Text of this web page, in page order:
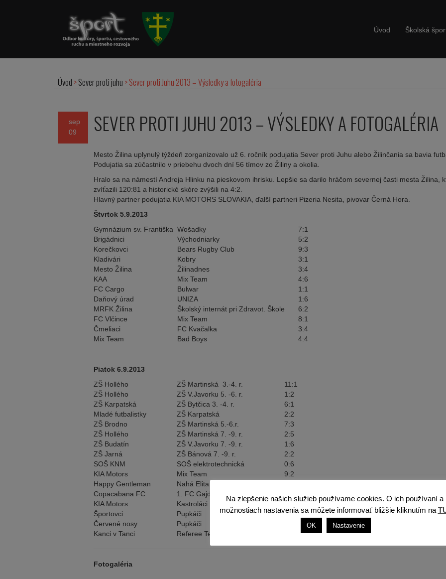
Úvod Školská
Úvod >Sever proti juhu >Sever proti Juhu 2013 – Výsledky a fotogaléria
sep
09
SEVER PROTI JUHU 2013 – VÝSLEDKY A FOTOGALÉRIA
Mesto Žilina uplynulý týždeň zorganizovalo už 6. ročník podujatia Sever proti Juhu alebo Žilinčania sa bavia
Podujatia sa zúčastnilo v priebehu dvoch dní 56 tímov zo Žiliny a okolia.
Hralo sa na námestí Andreja Hlinku na pieskovom ihrisku. Lepšie sa darilo hráčom severnej časti mesta Žilina,
zvíťazili 120:81 a historické skóre zvýšili na 4:2.
Hlavný partner podujatia KIA MOTORS SLOVAKIA, ďalší partneri Pizeria Nesita, pivovar Černá Hora.
Štvrtok 5.9.2013
Gymnázium sv. Františka Wošadky
7:1
Brigádnici
Východniarky
5:2
Korečkovci
Bears Rugby Club
9:3
Kladivári
Kobry
3:1
Mesto Žilina
Žilinadnes
3:4
KAA
Mix Team
4:6
FC Cargo
Bulwar
1:1
Daňový úrad
UNIZA
1:6
MRFK Žilina
Školský internát pri Zdravot. Škole
6:2
FC Vlčince
Mix Team
8:1
Čmeliaci
FC Kvačalka
3:4
Mix Team
Bad Boys 4:4
Piatok 6.9.2013
ZŠ Hollého
ZŠ Martinská 3.-4. r.
11:1
ZŠ Hollého
ZŠ V.Javorku 5. -6. r.
1:2
ZŠ Karpatská
ZŠ Bytčica 3. -4. r.
6:1
Mladé futbalistky
ZŠ Karpatská
2:2
ZŠ Brodno
ZŠ Martinská 5.-6.r.
7:3
ZŠ Hollého
ZŠ Martinská 7. -9. r.
2:5
ZŠ Budatín
ZŠ V.Javorku 7. -9. r.
1:6
ZŠ Jarná
ZŠ Bánová 7. -9. r.
2:2
SOŠ KNM
SOŠ elektrotechnická
0:6
KIA Motors
Mix Team
9:2
Happy Gentleman
Nahá Elita
Copacabana FC
1. FC Gajdo United
KIA Motors
Kastroláci
2:0
Športovci
Pupkáči
4:3
Červené nosy
Pupkáči
Kanci v Tanci
Referee Team
Fotogaléria
Na zlepšenie našich služieb používame cookies. O ich používaní a
možnostiach nastavenia sa môžete informovať bližšie kliknutím na
OK Nastavenie